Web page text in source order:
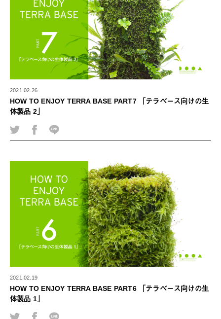
2021.02.26
HOW TO ENJOY TERRA BASE PART7 「テラベース向けの生
体製品 2」
2021.02.19
HOW TO ENJOY TERRA BASE PART6 「テラベース向けの生
体製品 1」